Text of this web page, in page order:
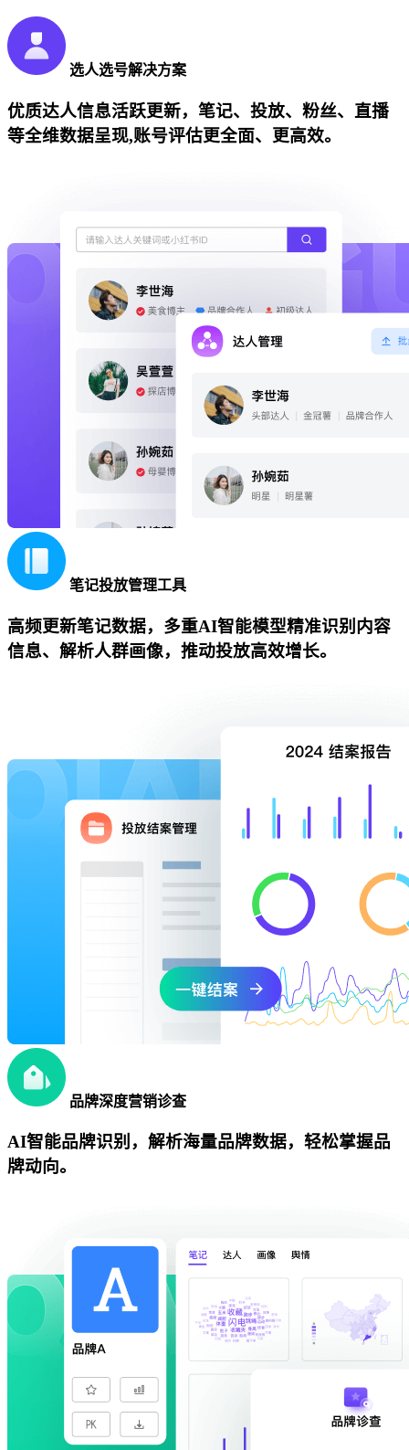
选人选号解决方案
优质达人信息活跃更新，笔记、投放、粉丝、直播
等全维数据呈现,账号评估更全面、更高效。
笔记投放管理工具
高频更新笔记数据，多重AI智能模型精准识别内容
信息、解析人群画像，推动投放高效增长。
品牌深度营销诊查
AI智能品牌识别，解析海量品牌数据，轻松掌握品
牌动向。